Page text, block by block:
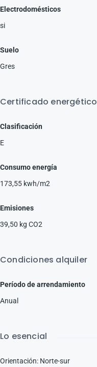
Electrodomésticos
si
Suelo
Gres
Certificado energético
Clasificación
E
Consumo energía
173,55 kwh/m2
Emisiones
39,50 kg CO2
Condiciones alquiler
Período de arrendamiento
Anual
Lo esencial
Orientación: Norte-sur